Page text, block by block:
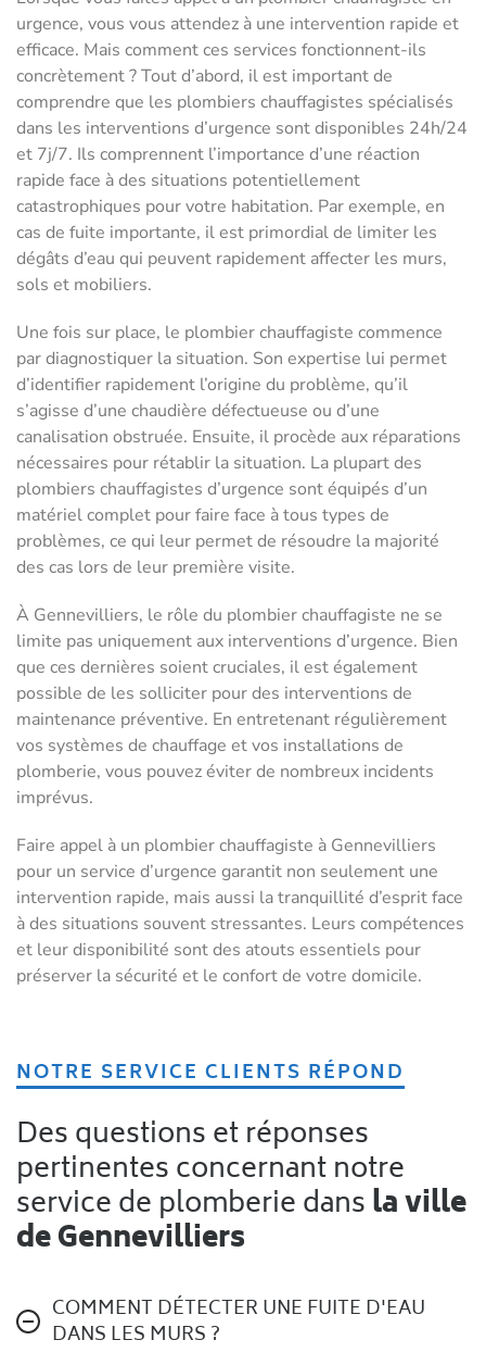
urgence, vous vous attendez à une intervention rapide et
efficace. Mais comment ces services fonctionnent-ils
concrètement ? Tout d’abord, il est important de
comprendre que les plombiers chauffagistes spécialisés
dans les interventions d’urgence sont disponibles 24h/24
et 7j/7. Ils comprennent l’importance d’une réaction
rapide face à des situations potentiellement
catastrophiques pour votre habitation. Par exemple, en
cas de fuite importante, il est primordial de limiter les
dégâts d’eau qui peuvent rapidement affecter les murs,
sols et mobiliers.
Une fois sur place, le plombier chauffagiste commence
par diagnostiquer la situation. Son expertise lui permet
d’identifier rapidement l’origine du problème, qu’il
s’agisse d’une chaudière défectueuse ou d’une
canalisation obstruée. Ensuite, il procède aux réparations
nécessaires pour rétablir la situation. La plupart des
plombiers chauffagistes d’urgence sont équipés d’un
matériel complet pour faire face à tous types de
problèmes, ce qui leur permet de résoudre la majorité
des cas lors de leur première visite.
À Gennevilliers, le rôle du plombier chauffagiste ne se
limite pas uniquement aux interventions d’urgence. Bien
que ces dernières soient cruciales, il est également
possible de les solliciter pour des interventions de
maintenance préventive. En entretenant régulièrement
vos systèmes de chauffage et vos installations de
plomberie, vous pouvez éviter de nombreux incidents
imprévus.
Faire appel à un plombier chauffagiste à Gennevilliers
pour un service d’urgence garantit non seulement une
intervention rapide, mais aussi la tranquillité d’esprit face
à des situations souvent stressantes. Leurs compétences
et leur disponibilité sont des atouts essentiels pour
préserver la sécurité et le confort de votre domicile.
NOTRE SERVICE CLIENTS RÉPOND
Des questions et réponses
pertinentes concernant notre
service de plomberie dansla ville
de Gennevilliers
COMMENT DÉTECTER UNE FUITE D'EAU
DANS LES MURS ?